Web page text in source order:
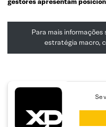
Para mais
estratégia macro,
Se